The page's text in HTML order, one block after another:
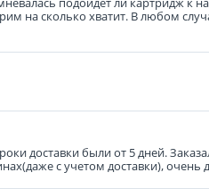
на сколько хватит. В любом
доставки были от 5 дней.
с учетом доставки),